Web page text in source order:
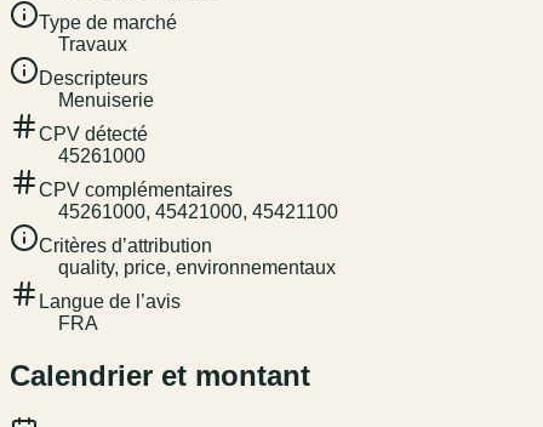
Type de marché
Travaux
Descripteurs
Menuiserie
CPV détecté
45261000
CPV complémentaires
45261000, 45421000, 45421100
Critères d’attribution
quality, price, environnementaux
Langue de l’avis
FRA
Calendrier et montant